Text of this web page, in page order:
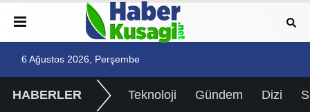
6 Ağustos 2026, Perşembe
HABERLER Teknoloji Gündem Dizi